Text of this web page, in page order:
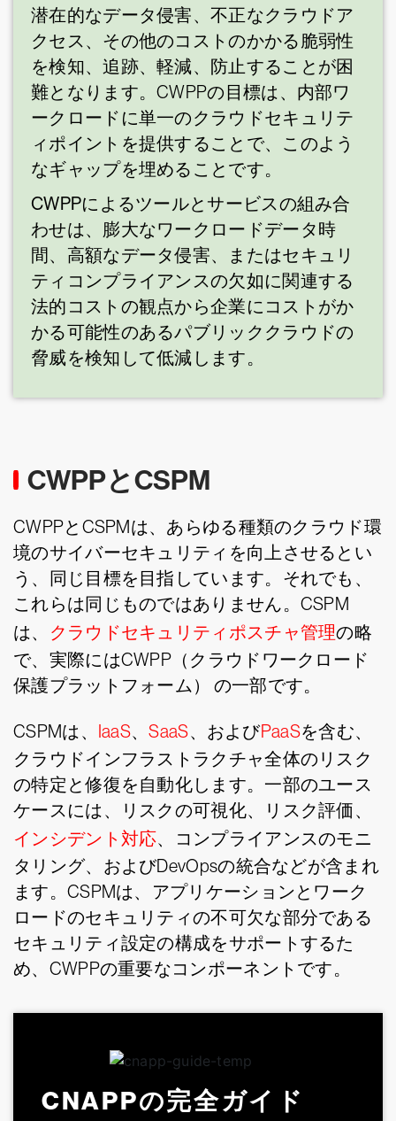
潜在的なデータ侵害、不正なクラウドア
クセス、その他のコストのかかる脆弱性
を検知、追跡、軽減、防止することが困
難となります。CWPPの目標は、内部ワ
ークロードに単一のクラウドセキュリテ
ィポイントを提供することで、このよう
なギャップを埋めることです。
CWPPによるツールとサービスの組み合
わせは、膨大なワークロードデータ時
間、高額なデータ侵害、またはセキュリ
ティコンプライアンスの欠如に関連する
法的コストの観点から企業にコストがか
かる可能性のあるパブリッククラウドの
脅威を検知して低減します。
CWPPとCSPM
CWPPとCSPMは、あらゆる種類のクラウド環
境のサイバーセキュリティを向上させるとい
う、同じ目標を目指しています。それでも、
これらは同じものではありません。CSPM
は、
クラウドセキュリティポスチャ管理の略
で、実際にはCWPP（クラウドワークロード
保護プラットフォーム） の一部です。
CSPMは、 IaaS、SaaS、およびPaaSを含む、
クラウドインフラストラクチャ全体のリスク
の特定と修復を自動化します。一部のユース
ケースには、リスクの可視化、リスク評価、
インシデント対応、コンプライアンスのモニ
タリング、およびDevOpsの統合などが含まれ
ます。CSPMは、アプリケーションとワーク
ロードのセキュリティの不可欠な部分である
セキュリティ設定の構成をサポートするた
め、CWPPの重要なコンポーネントです。
CNAPPの完全ガイド